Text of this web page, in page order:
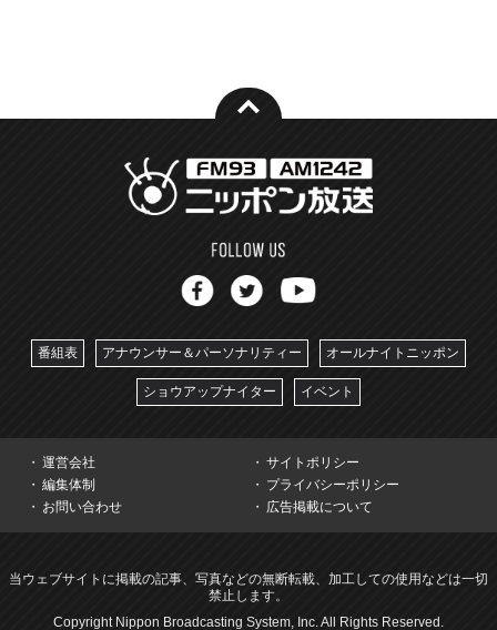
番組表 アナウンサー＆パーソナリティー オールナイトニッポン
ショウアップナイター イベント
運営会社
サイトポリシー
編集体制
プライバシーポリシー
お問い合わせ
広告掲載について
当ウェブサイトに掲載の記事、写真などの無断転載、加工しての使用などは一切
禁止します。
Copyright Nippon Broadcasting System, Inc. All Rights Reserved.